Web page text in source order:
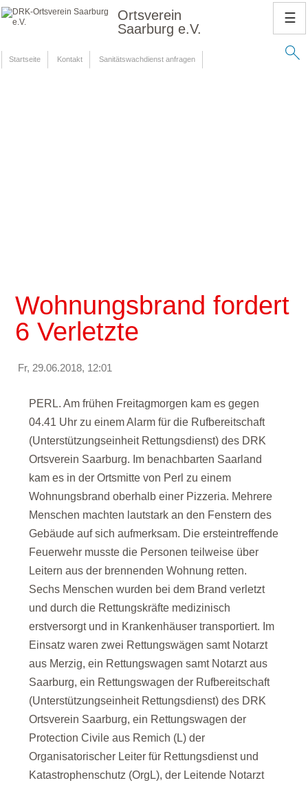
Ortsverein
Saarburg e.V.
Startseite Kontakt Sanitätswachdienst anfragen
☰
Wohnungsbrand fordert
6 Verletzte
Fr, 29.06.2018, 12:01
PERL. Am frühen Freitagmorgen kam es gegen
04.41 Uhr zu einem Alarm für die Rufbereitschaft
(Unterstützungseinheit Rettungsdienst) des DRK
Ortsverein Saarburg. Im benachbarten Saarland
kam es in der Ortsmitte von Perl zu einem
Wohnungsbrand oberhalb einer Pizzeria. Mehrere
Menschen machten lautstark an den Fenstern des
Gebäude auf sich aufmerksam. Die ersteintreffende
Feuerwehr musste die Personen teilweise über
Leitern aus der brennenden Wohnung retten.
Sechs Menschen wurden bei dem Brand verletzt
und durch die Rettungskräfte medizinisch
erstversorgt und in Krankenhäuser transportiert. Im
Einsatz waren zwei Rettungswägen samt Notarzt
aus Merzig, ein Rettungswagen samt Notarzt aus
Saarburg, ein Rettungswagen der Rufbereitschaft
(Unterstützungseinheit Rettungsdienst) des DRK
Ortsverein Saarburg, ein Rettungswagen der
Protection Civile aus Remich (L) der
Organisatorischer Leiter für Rettungsdienst und
Katastrophenschutz (OrgL), der Leitende Notarzt